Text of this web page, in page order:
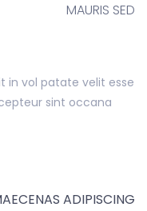
MAURIS SED
in vol patate velit esse
sint occana
ADIPISCING